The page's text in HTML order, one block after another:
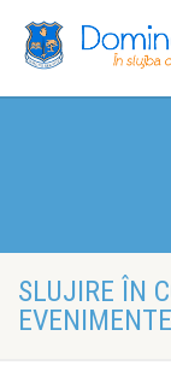
SLUJIRE ÎN